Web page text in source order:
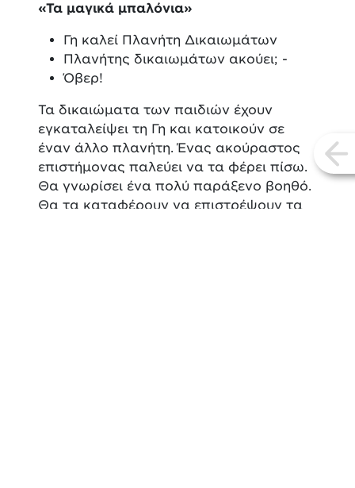
«Τα μαγικά μπαλόνια»
Γη καλεί Πλανήτη Δικαιωμάτων
Πλανήτης δικαιωμάτων ακούει; -
Όβερ!
Τα δικαιώματα των παιδιών έχουν
εγκαταλείψει τη Γη και κατοικούν σε
έναν άλλο πλανήτη. Ένας ακούραστος
επιστήμονας παλεύει να τα φέρει πίσω.
Θα γνωρίσει ένα πολύ παράξενο βοηθό.
Θα τα καταφέρουν να επιστρέψουν τα